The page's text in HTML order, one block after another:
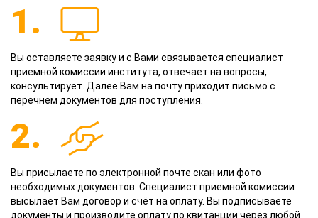
1.
Вы оставляете заявку и с Вами связывается специалист
приемной комиссии института, отвечает на вопросы,
консультирует. Далее Вам на почту приходит письмо с
перечнем документов для поступления.
2.
Вы присылаете по электронной почте скан или фото
необходимых документов. Специалист приемной комиссии
высылает Вам договор и счёт на оплату. Вы подписываете
документы и производите оплату по квитанции через любой